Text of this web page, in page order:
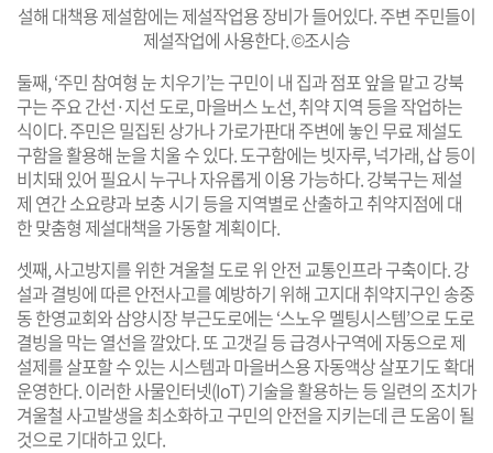
설해 대책용 제설함에는 제설작업용 장비가 들어있다. 주변 주민들이
제설작업에 사용한다. ©조시승
둘째, ‘주민 참여형 눈 치우기’는 구민이 내 집과 점포 앞을 맡고 강북
구는 주요 간선·지선 도로, 마을버스 노선, 취약 지역 등을 작업하는
식이다. 주민은 밀집된 상가나 가로가판대 주변에 놓인 무료 제설도
구함을 활용해 눈을 치울 수 있다. 도구함에는 빗자루, 넉가래, 삽 등이
비치돼 있어 필요시 누구나 자유롭게 이용 가능하다. 강북구는 제설
제 연간 소요량과 보충 시기 등을 지역별로 산출하고 취약지점에 대
한 맞춤형 제설대책을 가동할 계획이다.
셋째, 사고방지를 위한 겨울철 도로 위 안전 교통인프라 구축이다. 강
설과 결빙에 따른 안전사고를 예방하기 위해 고지대 취약지구인 송중
동 한영교회와 삼양시장 부근도로에는 ‘스노우 멜팅시스템’으로 도로
결빙을 막는 열선을 깔았다. 또 고갯길 등 급경사구역에 자동으로 제
설제를 살포할 수 있는 시스템과 마을버스용 자동액상 살포기도 확대
운영한다. 이러한 사물인터넷(IoT) 기술을 활용하는 등 일련의 조치가
겨울철 사고발생을 최소화하고 구민의 안전을 지키는데 큰 도움이 될
것으로 기대하고 있다.